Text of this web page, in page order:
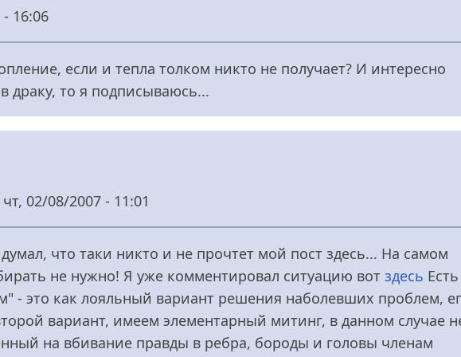
16:06
если и тепла толком никто не получает? И интересно
драку, то я подписываюсь...
чт, 02/08/2007 - 11:01
что таки никто и не прочтет мой пост здесь... На самом
не нужно! Я уже комментировал ситуацию вот здесь Есть
- это как лояльный вариант решения наболевших проблем,
вариант, имеем элементарный митинг, в данном случае
на вбивание правды в ребра, бороды и головы членам